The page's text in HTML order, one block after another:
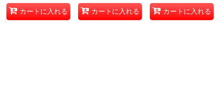
カートに入れる カートに入れる カートに入れる